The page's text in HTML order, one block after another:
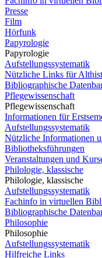
Presse
Film
Hörfunk
Papyrologie
Papyrologie
Aufstellungssystematik
Nützliche Links für
Bibliographische
Pflegewissenschaft
Pflegewissenschaft
Informationen für
Aufstellungssystematik
Nützliche Informationen
Bibliotheksführungen
Veranstaltungen und
Philologie, klassische
Philologie, klassische
Aufstellungssystematik
Fachinfo in virtuellen
Bibliographische
Philosophie
Philosophie
Aufstellungssystematik
Hilfreiche Links